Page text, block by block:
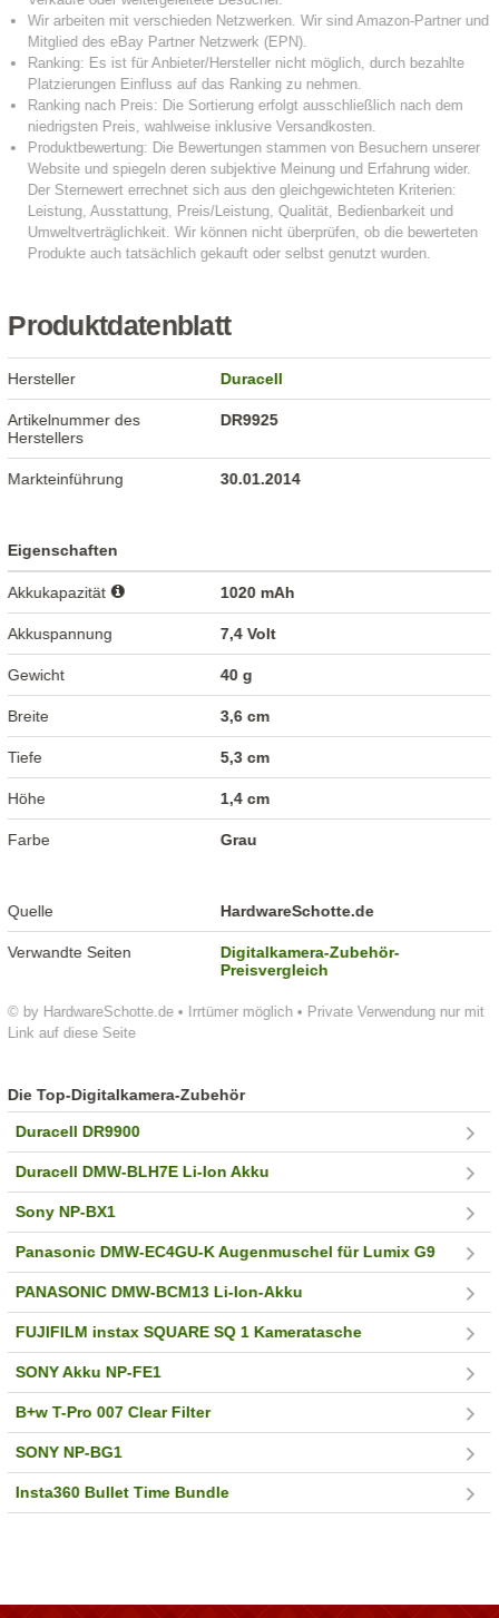
Produktdatenblatt
© by HardwareSchotte.de • Irrtümer möglich • Private Verwendung nur mit
Link auf diese Seite
Hersteller Duracell
Artikelnummer des
Herstellers
DR9925
Markteinführung 30.01.2014
Eigenschaften
Akkukapazität 1020 mAh
Akkuspannung 7,4 Volt
Gewicht 40 g
Breite 3,6 cm
Tiefe 5,3 cm
Höhe 1,4 cm
Farbe Grau
Quelle HardwareSchotte.de
Verwandte Seiten
Digitalkamera-Zubehör-
Preisvergleich
Die Top-Digitalkamera-Zubehör
Duracell DR9900
Duracell DMW-BLH7E Li-Ion Akku
Sony NP-BX1
Panasonic DMW-EC4GU-K Augenmuschel für Lumix G9
PANASONIC DMW-BCM13 Li-Ion-Akku
FUJIFILM instax SQUARE SQ 1 Kameratasche
SONY Akku NP-FE1
B+w T-Pro 007 Clear Filter
SONY NP-BG1
Insta360 Bullet Time Bundle